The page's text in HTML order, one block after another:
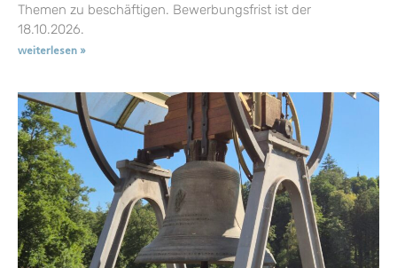
Themen zu beschäftigen. Bewerbungsfrist ist der
18.10.2026.
weiterlesen »